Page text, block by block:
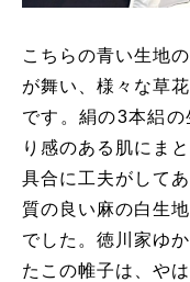
こちらの青い生地
が舞い、様々な草
です。絹の3本絽
り感のある肌にま
具合に工夫がして
質の良い麻の白生
でした。徳川家ゆ
たこの帷子は、や